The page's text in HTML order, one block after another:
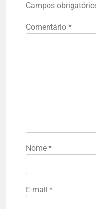
Campos
Comentário *
Nome *
E-mail *